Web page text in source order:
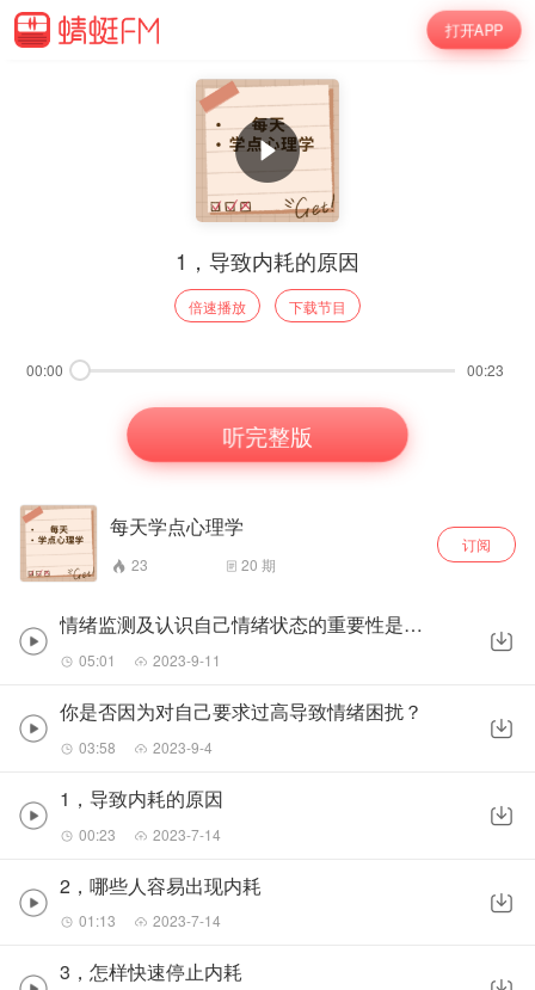
打开APP
1，导致内耗的原因
倍速播放 下载节目
00:00 00:23
听完整版
每天学点心理学
23 20 期
订阅
情绪监测及认识自己情绪状态的重要性是什么
05:01 2023-9-11
你是否因为对自己要求过高导致情绪困扰？
03:58 2023-9-4
1，导致内耗的原因
00:23 2023-7-14
2，哪些人容易出现内耗
01:13 2023-7-14
3，怎样快速停止内耗